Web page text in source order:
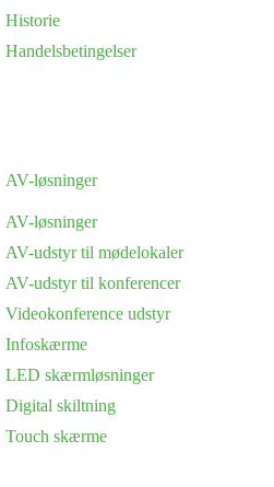
Historie
Handelsbetingelser
AV-løsninger
AV-løsninger
AV-udstyr til mødelokaler
AV-udstyr til konferencer
Videokonference udstyr
Infoskærme
LED skærmløsninger
Digital skiltning
Touch skærme